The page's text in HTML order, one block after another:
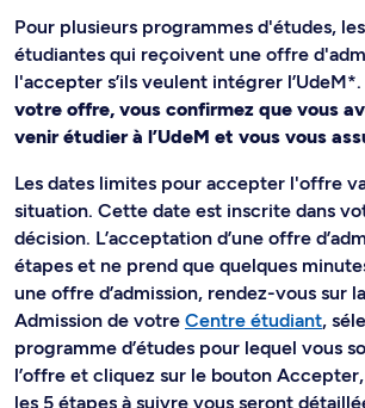
Pour plusieurs programmes d'études,
étudiantes qui reçoivent une offre
l'accepter s’ils veulent intégrer l’UdeM*.
votre offre, vous confirmez que vous
venir étudier à l’UdeM et vous vous
Les dates limites pour accepter l'offre
situation. Cette date est inscrite dans
décision. L’acceptation d’une offre
étapes et ne prend que quelques
une offre d’admission, rendez-vous sur
Admission de votre Centre étudiant,
programme d’études pour lequel vous
l’offre et cliquez sur le bouton
les 5 étapes à suivre vous seront